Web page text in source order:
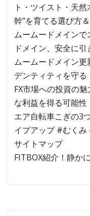
ト・ツイスト・天
幹”を育てる選び方
ムームードメイン
ドメイン、安全に引
ムームードメイン
デンティティを守る
FX市場への投資の
な利益を得る可能性
エア自転車こぎの3
イプアップ #むくみ
サイトマップ
FITBOX紹介！静か